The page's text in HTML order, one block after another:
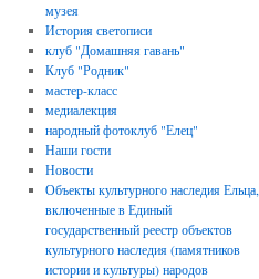
музея
История светописи
клуб "Домашняя гавань"
Клуб "Родник"
мастер-класс
медиалекция
народный фотоклуб "Елец"
Наши гости
Новости
Объекты культурного наследия Ельца,
включенные в Единый
государственный реестр объектов
культурного наследия (памятников
истории и культуры) народов